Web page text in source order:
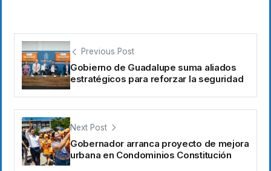
Previous Post
Gobierno de Guadalupe suma aliados
estratégicos para reforzar la seguridad
Next Post
Gobernador arranca proyecto de mejora
urbana en Condominios Constitución